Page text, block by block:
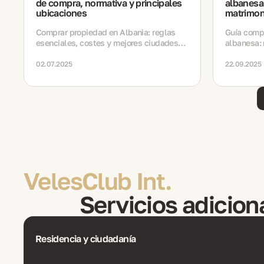
de compra, normativa y principales
ubicaciones
Comprar propiedad en Albania: reglas
esenciales, costes y mejores ciudades
02.07.2025
Guía
albanesa:
22.09.2025
VelesClub Int.
Servicios
Residencia y ciudadanía